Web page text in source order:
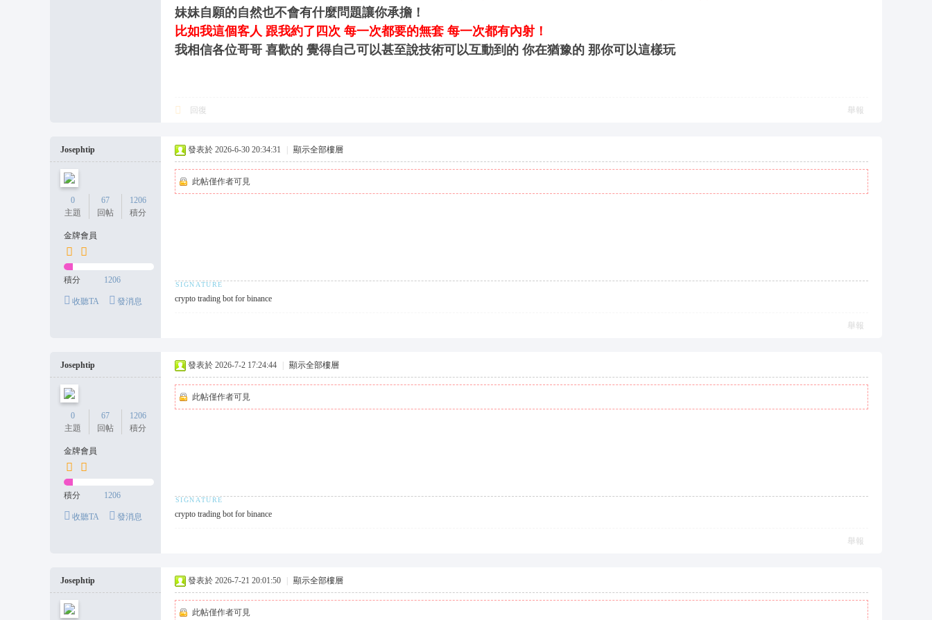
妹妹自願的自然也不會有什麼問題讓你承擔！
比如我這個客人 跟我約了四次 每一次都要的無套 每一次都有內射！
我相信各位哥哥 喜歡的 覺得自己可以甚至說技術可以互動到的 你在猶豫的 那你可以這樣玩
回復 舉報
Josephtip
0
主題
67
回帖
1206
積分
金牌會員
積分 1206
收聽TA 發消息
發表於 2026-6-30 20:34:31 顯示全部樓層
此帖僅作者可見
crypto trading bot for binance
舉報
Josephtip
0
主題
67
回帖
1206
積分
金牌會員
積分 1206
收聽TA 發消息
發表於 2026-7-2 17:24:44 顯示全部樓層
此帖僅作者可見
crypto trading bot for binance
舉報
Josephtip 發表於 2026-7-21 20:01:50 顯示全部樓層
此帖僅作者可見